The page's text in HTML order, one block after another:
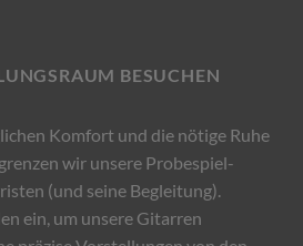
BESUCHEN
Komfort und die nötige Ruhe
wir unsere Probespiel-
(und seine Begleitung).
ein, um unsere Gitarren